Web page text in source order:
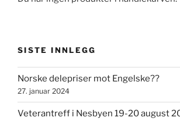
SISTE INNLEGG
Norske delepriser mot Engelske??
27. januar 2024
Veterantreff i Nesbyen 19-20 august